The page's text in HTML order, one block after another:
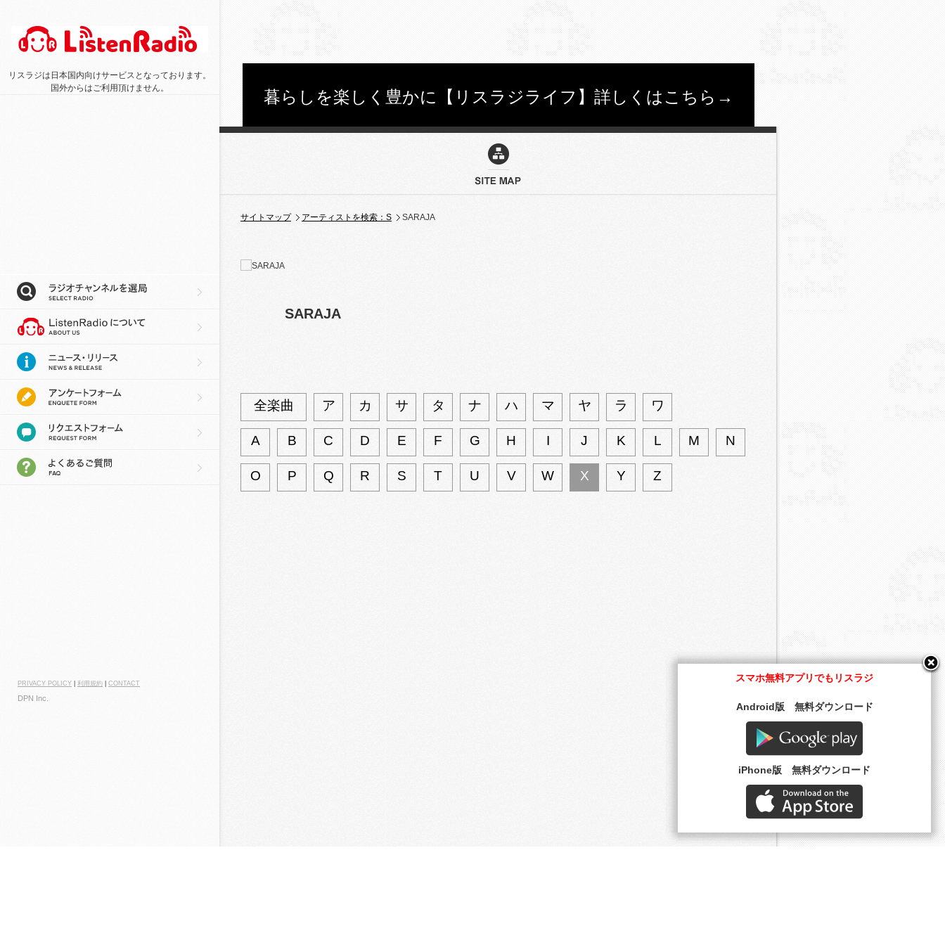
暮らしを楽しく豊かに【リスラジライフ】詳しくはこちら→
リスラジは日本国内向けサービスとなっております。
国外からはご利用頂けません。
PRIVACY POLICY 利用規約 CONTACT
DPN Inc.
サイトマップ アーティストを検索：S SARAJA
SARAJA
全楽曲 ア カ サ タ ナ ハ マ ヤ ラ ワ
A B C D E F G H I J K L M N
O P Q R S T U V W X Y Z
スマホ無料アプリでもリスラジ
Android版 無料ダウンロード
iPhone版 無料ダウンロード